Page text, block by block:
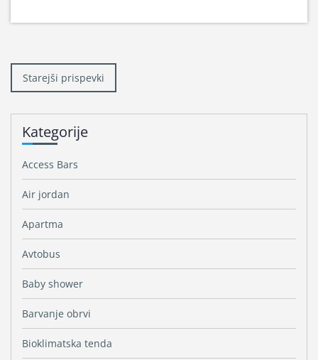
prispevkov
Starejši prispevki
Kategorije
Access Bars
Air jordan
Apartma
Avtobus
Baby shower
Barvanje obrvi
Bioklimatska tenda